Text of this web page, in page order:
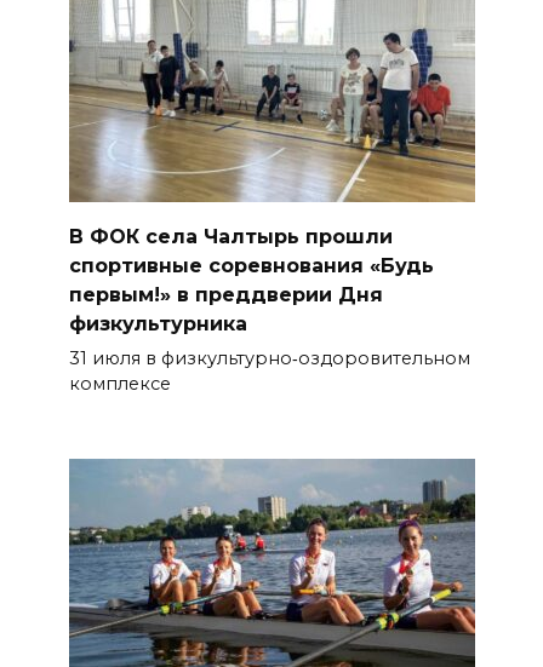
В ФОК села Чалтырь прошли
спортивные соревнования «Будь
первым!» в преддверии Дня
физкультурника
31 июля в физкультурно‑оздоровительном
комплексе